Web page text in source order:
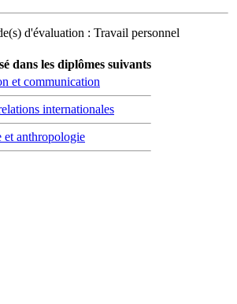
d'évaluation : Travail personnel
dans les diplômes suivants
et communication
internationales
et anthropologie